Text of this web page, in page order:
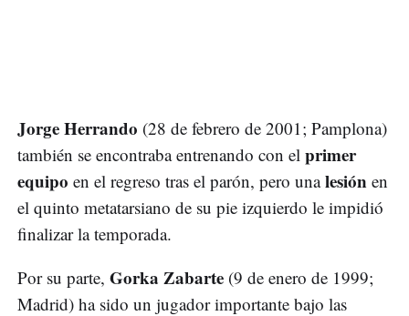
Jorge Herrando (28 de febrero de 2001; Pamplona)
también se encontraba entrenando con el primer
equipo en el regreso tras el parón, pero unalesión en
el quinto metatarsiano de su pie izquierdo le impidió
finalizar la temporada.
Por su parte, Gorka Zabarte (9 de enero de 1999;
Madrid) ha sido un jugador importante bajo las